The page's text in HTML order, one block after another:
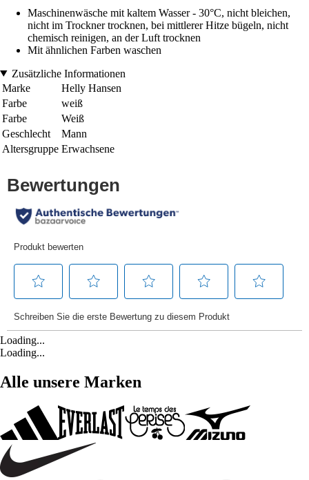
Maschinenwäsche mit kaltem Wasser - 30°C, nicht bleichen,
nicht im Trockner trocknen, bei mittlerer Hitze bügeln, nicht
chemisch reinigen, an der Luft trocknen
Mit ähnlichen Farben waschen
Zusätzliche Informationen
Marke
Helly Hansen
Farbe
weiß
Farbe
Weiß
Geschlecht
Mann
Altersgruppe Erwachsene
Loading...
Loading...
Alle unsere Marken